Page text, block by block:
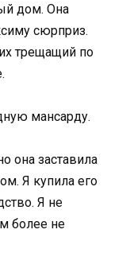
дом. Она
сюрприз.
трещащий по
мансарду.
она заставила
Я купила его
Я не
более не